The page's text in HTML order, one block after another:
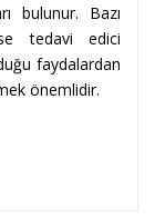
bulunur. Bazı
tedavi edici
faydalardan
önemlidir.